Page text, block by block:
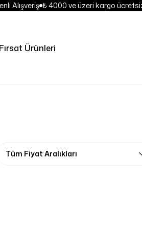
Alışveriş ₺ 4000 ve üzeri kargo ücretsiz
Fırsat Ürünleri
Tüm Fiyat Aralıkları